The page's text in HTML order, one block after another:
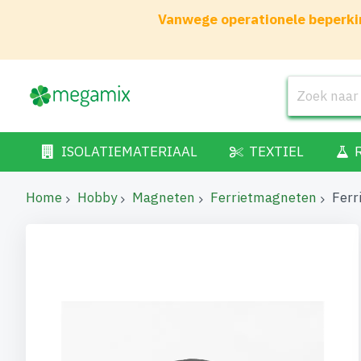
Vanwege operationele
ISOLATIEMATERIAAL TEXTIEL
Home Hobby Magneten Ferrietmagneten